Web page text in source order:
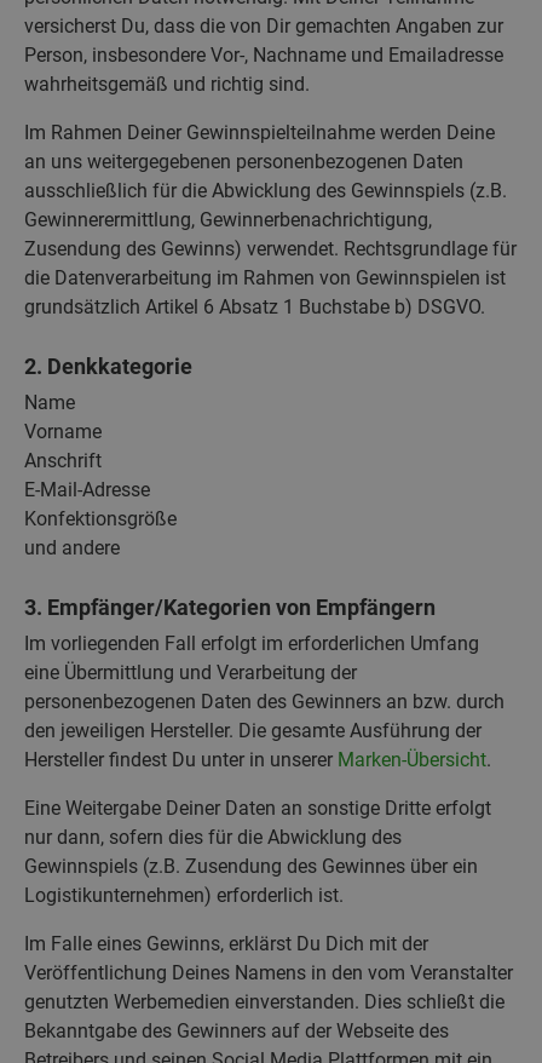
versicherst Du, dass die von Dir gemachten Angaben zur
Person, insbesondere Vor-, Nachname und Emailadresse
wahrheitsgemäß und richtig sind.
Im Rahmen Deiner Gewinnspielteilnahme werden Deine
an uns weitergegebenen personenbezogenen Daten
ausschließlich für die Abwicklung des Gewinnspiels (z.B.
Gewinnerermittlung, Gewinnerbenachrichtigung,
Zusendung des Gewinns) verwendet. Rechtsgrundlage für
die Datenverarbeitung im Rahmen von Gewinnspielen ist
grundsätzlich Artikel 6 Absatz 1 Buchstabe b) DSGVO.
2. Denkkategorie
Name
Vorname
Anschrift
E-Mail-Adresse
Konfektionsgröße
und andere
3. Empfänger/Kategorien von Empfängern
Im vorliegenden Fall erfolgt im erforderlichen Umfang
eine Übermittlung und Verarbeitung der
personenbezogenen Daten des Gewinners an bzw. durch
den jeweiligen Hersteller. Die gesamte Ausführung der
Hersteller findest Du unter in unserer Marken-Übersicht.
Eine Weitergabe Deiner Daten an sonstige Dritte erfolgt
nur dann, sofern dies für die Abwicklung des
Gewinnspiels (z.B. Zusendung des Gewinnes über ein
Logistikunternehmen) erforderlich ist.
Im Falle eines Gewinns, erklärst Du Dich mit der
Veröffentlichung Deines Namens in den vom Veranstalter
genutzten Werbemedien einverstanden. Dies schließt die
Bekanntgabe des Gewinners auf der Webseite des